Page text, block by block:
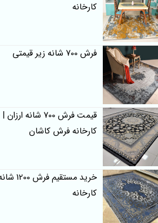
کارخانه
فرش 700 شانه زیر قیمتی
قیمت فرش 700 شانه ارزان |
کارخانه فرش کاشان
خرید مستقیم فرش 1200 شانه از
کارخانه